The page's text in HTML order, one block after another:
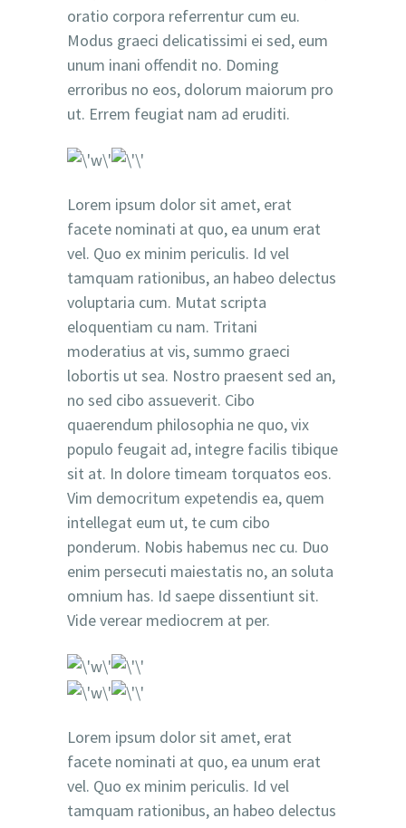
oratio corpora referrentur cum eu.
Modus graeci delicatissimi ei sed, eum
unum inani offendit no. Doming
erroribus no eos, dolorum maiorum pro
ut. Errem feugiat nam ad eruditi.
Lorem ipsum dolor sit amet, erat
facete nominati at quo, ea unum erat
vel. Quo ex minim periculis. Id vel
tamquam rationibus, an habeo delectus
voluptaria cum. Mutat scripta
eloquentiam cu nam. Tritani
moderatius at vis, summo graeci
lobortis ut sea. Nostro praesent sed an,
no sed cibo assueverit. Cibo
quaerendum philosophia ne quo, vix
populo feugait ad, integre facilis tibique
sit at. In dolore timeam torquatos eos.
Vim democritum expetendis ea, quem
intellegat eum ut, te cum cibo
ponderum. Nobis habemus nec cu. Duo
enim persecuti maiestatis no, an soluta
omnium has. Id saepe dissentiunt sit.
Vide verear mediocrem at per.
Lorem ipsum dolor sit amet, erat
facete nominati at quo, ea unum erat
vel. Quo ex minim periculis. Id vel
tamquam rationibus, an habeo delectus